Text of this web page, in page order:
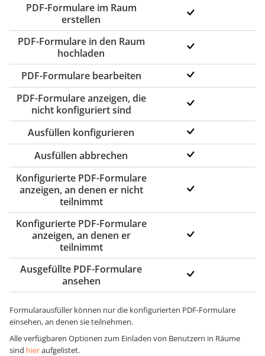
PDF-Formulare im Raum
erstellen
PDF-Formulare in den Raum
hochladen
PDF-Formulare bearbeiten
PDF-Formulare anzeigen, die
nicht konfiguriert sind
Ausfüllen konfigurieren
Ausfüllen abbrechen
Konfigurierte PDF-Formulare
anzeigen, an denen er nicht
teilnimmt
Konfigurierte PDF-Formulare
anzeigen, an denen er
teilnimmt
Ausgefüllte PDF-Formulare
ansehen
Formularausfüller können nur die konfigurierten PDF-Formulare
einsehen, an denen sie teilnehmen.
Alle verfügbaren Optionen zum Einladen von Benutzern in Räume
sind hieraufgelistet.